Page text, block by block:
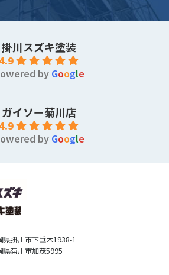
掛川スズキ塗装
4.9
by Google
ガイソー菊川店
4.9
by Google
掛川市下垂木1938-1
菊川市加茂5995